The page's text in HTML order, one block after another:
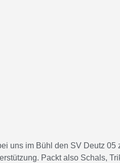
uns im Bühl den SV Deutz 05
Packt also Schals,